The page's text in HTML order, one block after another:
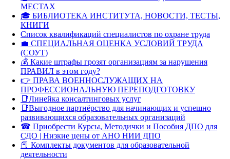
МЕСТАХ
🎓 БИБЛИОТЕКА ИНСТИТУТА, НОВОСТИ, ТЕСТЫ,
КНИГИ
Список квалификаций специалистов по охране труда
💼 СПЕЦИАЛЬНАЯ ОЦЕНКА УСЛОВИЙ ТРУДА
(СОУТ)
💰 Какие штрафы грозят организациям за нарушения
ПРАВИЛ в этом году?
👉 ПРАВА ВОЕННОСЛУЖАЩИХ НА
ПРОФЕССИОНАЛЬНУЮ ПЕРЕПОДГОТОВКУ
📑Линейка консалтинговых услуг
📑Выгодное партнёрство для начинающих и успешно
развивающихся образовательных организаций
☎ Приобрести Курсы, Методички и Пособия ДПО для
СДО | Низкие цены от АНО НИИ ДПО
📕 Комплекты документов для образовательной
деятельности